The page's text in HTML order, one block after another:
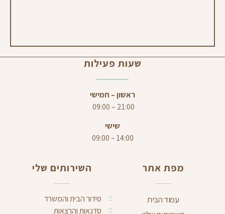
שעות פעילות
ראשון – חמישי
21:00 – 09:00
שישי
14:00 – 09:00
מפת אתר
עמוד הבית
השירותים שלי
סידור הבית והמשרד
סדנאות והרצאות